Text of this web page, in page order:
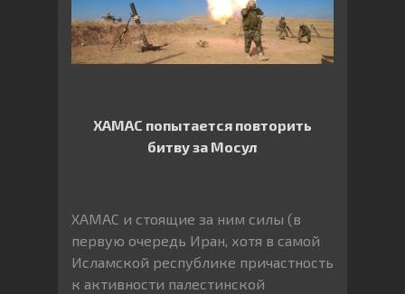
ХАМАС попытается повторить
битву за Мосул
ХАМАС и стоящие за ним силы (в
первую очередь Иран, хотя в самой
Исламской республике причастность
к активности палестинской